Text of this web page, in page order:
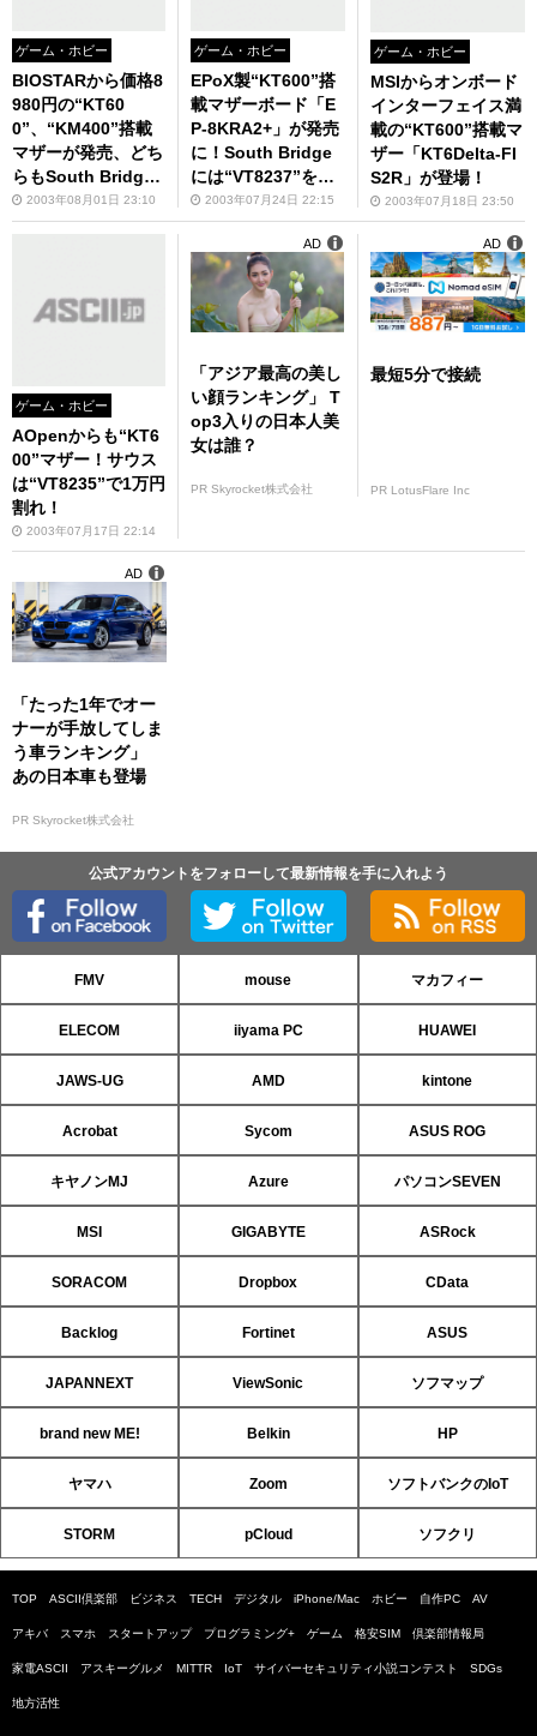
ゲーム・ホビー
BIOSTARから価格8
980円の“KT60
0”、“KM400”搭載
マザーが発売、どち
らもSouth Bridge
に“VT8237”を採用
2003年08月01日 23:10
ゲーム・ホビー
EPoX製“KT600”搭
載マザーボード「E
P-8KRA2+」が発売
に！South Bridge
には“VT8237”を採
用2003年07月24日 22:15
ゲーム・ホビー
MSIからオンボード
インターフェイス満
載の“KT600”搭載マ
ザー「KT6Delta-FI
S2R」が登場！
2003年07月18日 23:50
ゲーム・ホビー
AOpenからも“KT6
00”マザー！サウス
は“VT8235”で1万円
割れ！
2003年07月17日 22:14
「アジア最高の美し
い顔ランキング」 T
op3入りの日本人美
女は誰？
PR Skyrocket株式会社
AD
最短5分で接続
PR LotusFlare Inc
AD
「たった1年でオー
ナーが手放してしま
う車ランキング」
あの日本車も登場
PR Skyrocket株式会社
AD
公式アカウントをフォローして最新情報を手に入れよう
FMV mouse マカフィー
ELECOM iiyama PC HUAWEI
JAWS-UG AMD kintone
Acrobat Sycom ASUS ROG
キヤノンMJ Azure パソコンSEVEN
MSI GIGABYTE ASRock
SORACOM Dropbox CData
Backlog Fortinet ASUS
JAPANNEXT ViewSonic ソフマップ
brand new ME! Belkin HP
ヤマハ Zoom ソフトバンクのIoT
STORM pCloud ソフクリ
TOP ASCII倶楽部 ビジネス TECH デジタル iPhone/Mac ホビー 自作PC AV
アキバ スマホ スタートアップ プログラミング+ ゲーム 格安SIM 倶楽部情報局
家電ASCII アスキーグルメ MITTR IoT サイバーセキュリティ小説コンテスト SDGs
地方活性